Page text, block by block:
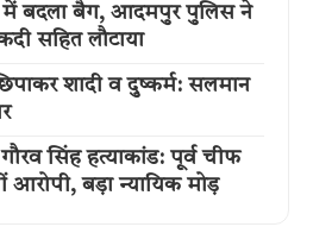
में बदला बैग, आदमपुर पुलिस ने
सहित लौटाया
शादी व दुष्कर्म: सलमान
सिंह हत्याकांड: पूर्व चीफ
आरोपी, बड़ा न्यायिक मोड़